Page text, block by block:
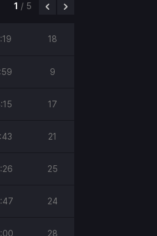
1 / 5
18
9
17
21
25
24
28